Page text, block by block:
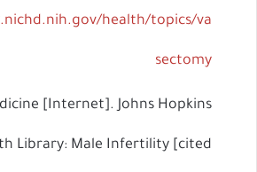
health/topics/va
sectomy
[Internet]. Johns Hopkins
Library: Male Infertility [cited